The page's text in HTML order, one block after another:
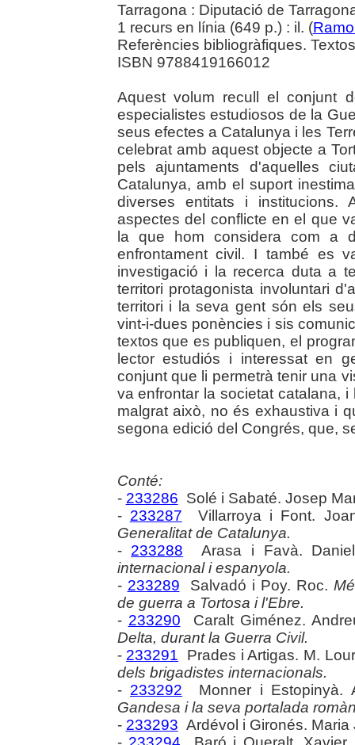
Tarragona : Diputació de
1 recurs en línia (649 p.) : il. (
Referències bibliogràfiques.
ISBN 9788419166012
Aquest volum recull el conjunt
especialistes estudiosos de la
seus efectes a Catalunya i les
celebrat amb aquest objecte a
pels ajuntaments d'aquelles
Catalunya, amb el suport
diverses entitats i institucions.
aspectes del conflicte en el que
la que hom considera com a
enfrontament civil. I també es
investigació i la recerca duta a
territori protagonista involuntari
territori i la seva gent són els
vint-i-dues ponències i sis
textos que es publiquen, el
lector estudiós i interessat en
conjunt que li permetrà tenir una
va enfrontar la societat catalana,
malgrat això, no és exhaustiva i
segona edició del Congrés, que,
Conté:
- 233286 Solé i Sabaté. Josep
- 233287 Villarroya i Font.
Generalitat de Catalunya.
- 233288 Arasa i Favà.
internacional i espanyola.
- 233289 Salvadó i Poy. Roc.
de guerra a Tortosa i l'Ebre.
- 233290 Caralt Giménez.
Delta, durant la Guerra Civil.
- 233291 Prades i Artigas. M.
dels brigadistes internacionals.
- 233292 Monner i Estopinyà.
Gandesa i la seva portalada
- 233293 Ardévol i Gironés.